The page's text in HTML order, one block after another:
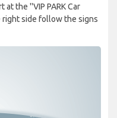
the ''VIP PARK Car
right side follow the signs